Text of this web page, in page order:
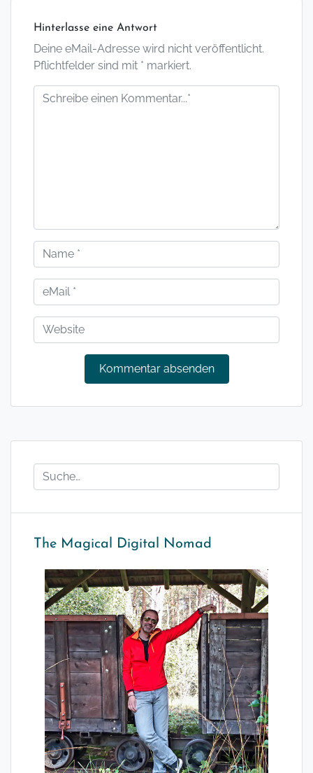
Hinterlasse eine Antwort
Deine eMail-Adresse wird nicht veröffentlicht.
Pflichtfelder sind mit * markiert.
The Magical Digital Nomad